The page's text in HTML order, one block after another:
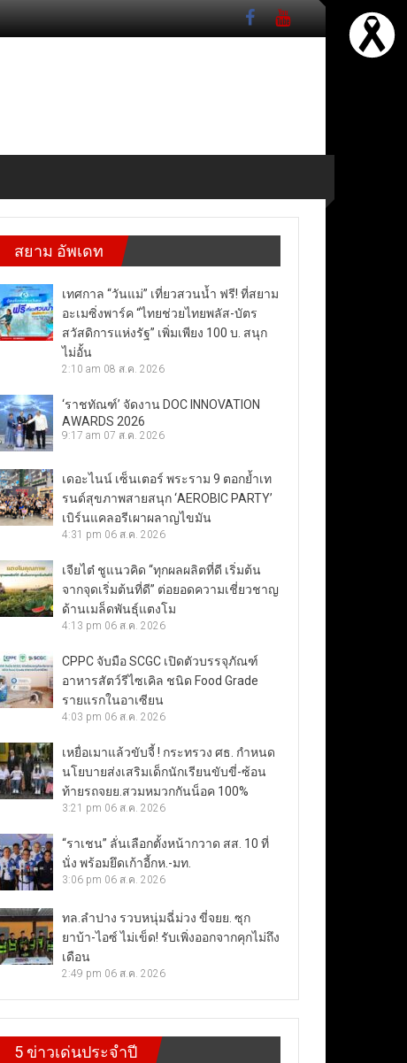
สยาม อัพเดท
เทศกาล “วันแม่” เที่ยวสวนน้ำ ฟรี! ที่สยาม
อะเมซิ่งพาร์ค “ไทยช่วยไทยพลัส-บัตร
สวัสดิการแห่งรัฐ” เพิ่มเพียง 100 บ. สนุก
ไม่อั้น
2:10 am 08 ส.ค. 2026
‘ราชทัณฑ์’ จัดงาน DOC INNOVATION
AWARDS 2026
9:17 am 07 ส.ค. 2026
เดอะไนน์ เซ็นเตอร์ พระราม 9 ตอกย้ำเท
รนด์สุขภาพสายสนุก ‘AEROBIC PARTY’
เบิร์นแคลอรีเผาผลาญไขมัน
4:31 pm 06 ส.ค. 2026
เจียไต๋ ชูแนวคิด “ทุกผลผลิตที่ดี เริ่มต้น
จากจุดเริ่มต้นที่ดี” ต่อยอดความเชี่ยวชาญ
ด้านเมล็ดพันธุ์แตงโม
4:13 pm 06 ส.ค. 2026
CPPC จับมือ SCGC เปิดตัวบรรจุภัณฑ์
อาหารสัตว์รีไซเคิล ชนิด Food Grade
รายแรกในอาเซียน
4:03 pm 06 ส.ค. 2026
เหยื่อเมาแล้วขับจี้ ! กระทรวง ศธ. กำหนด
นโยบายส่งเสริมเด็กนักเรียนขับขี่-ซ้อน
ท้ายรถจยย.สวมหมวกกันน็อค 100%
3:21 pm 06 ส.ค. 2026
“ราเชน” ลั่นเลือกตั้งหน้ากวาด สส. 10 ที่
นั่ง พร้อมยึดเก้าอี้กห.-มท.
3:06 pm 06 ส.ค. 2026
ทล.ลำปาง รวบหนุ่มฉี่ม่วง ขี่จยย. ซุก
ยาบ้า-ไอซ์ ไม่เข็ด! รับเพิ่งออกจากคุกไม่ถึง
เดือน
2:49 pm 06 ส.ค. 2026
5 ข่าวเด่นประจำปี